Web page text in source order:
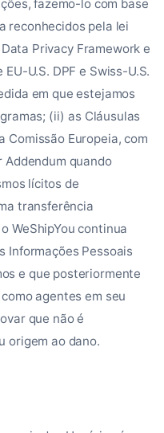
fazemo-lo com base
reconhecidos pela lei
Privacy Framework e
U.S. DPF e Swiss-U.S.
em que estejamos
(ii) as Cláusulas
Comissão Europeia, com
quando
lícitos de
transferência
WeShipYou continua
Informações Pessoais
e que posteriormente
agentes em seu
que não é
origem ao dano.